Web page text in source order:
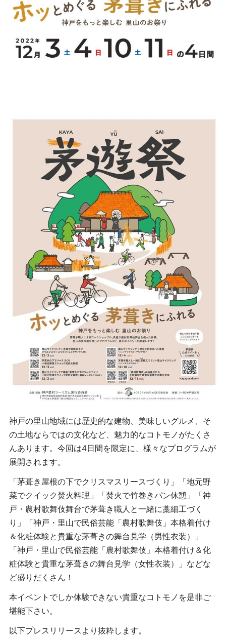
神戸の里山地域には歴史的な建物、美味しいグルメ、そ
の土地ならではの文化など、魅力的なコトモノがたくさ
んあります。今回は4日間を限定に、様々なプログラムが
展開されます。
「茅葺き屋根の下でクリスマスリースづくり」「地元野
菜でクイック焚火料理」「焚火で竹巻きパン休憩」「神
戸・農村歌舞伎舞台で茅葺き職人と一緒に藁細工づく
り」「神戸・里山で民俗芸能「農村歌舞伎」本格着付け
＆化粧体験と貴重な茅葺きの舞台見学（男性衣装）」
「神戸・里山で民俗芸能「農村歌舞伎」本格着付け＆化
粧体験と貴重な茅葺きの舞台見学（女性衣装）」などな
ど盛りだくさん！
本イベントでしか体験できない貴重なコトモノを是非ご
堪能下さい。
以下プレスリリースより抜粋します。